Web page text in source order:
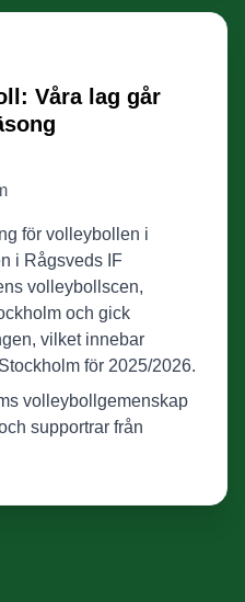
Våra lag går
för volleybollen i
i Rågsveds IF
volleybollscen,
och gick
vilket innebar
för 2025/2026.
volleybollgemenskap
supportrar från